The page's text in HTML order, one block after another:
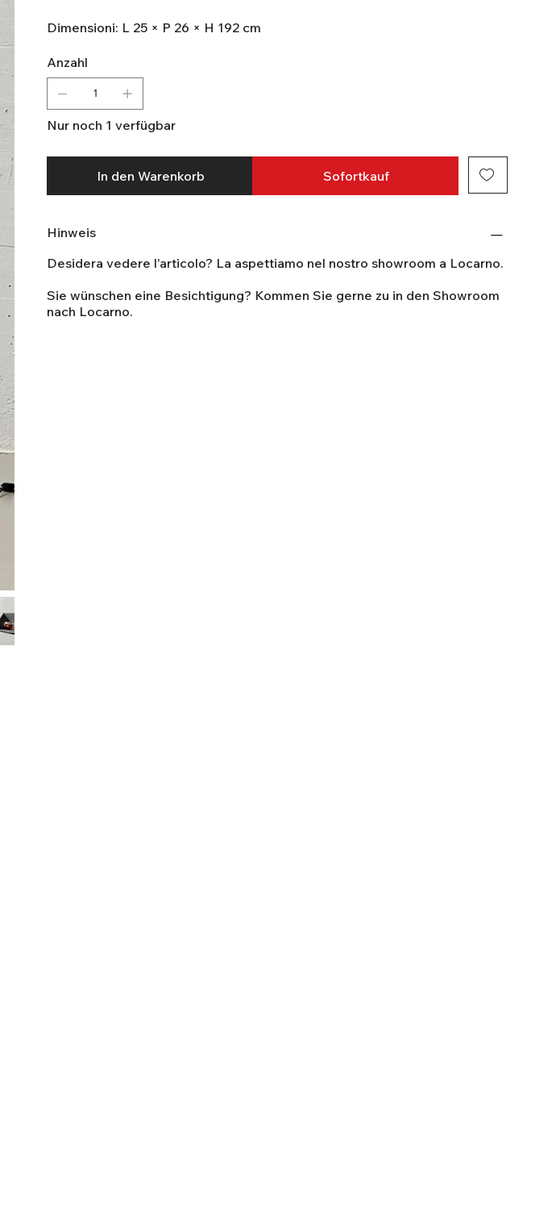
Dimensioni: L 25 × P 26 × H 192 cm
Anzahl
Nur noch 1 verfügbar
In den Warenkorb Sofortkauf
Hinweis
Desidera vedere l'articolo? La aspettiamo nel nostro showroom a Locarno.
Sie wünschen eine Besichtigung? Kommen Sie gerne zu in den Showroom
nach Locarno.